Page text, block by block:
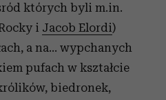
których byli m.in.
i Jacob Elordi)
a na… wypchanych
pufach w kształcie
biedronek,